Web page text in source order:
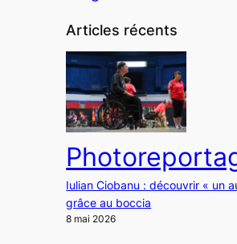
Articles récents
Iulian Ciobanu : découvrir « un
grâce au boccia
8 mai 2026